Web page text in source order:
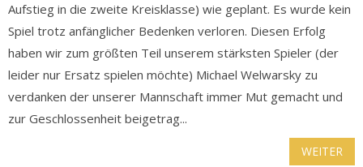
Aufstieg in die zweite Kreisklasse) wie geplant. Es wurde kein
Spiel trotz anfänglicher Bedenken verloren. Diesen Erfolg
haben wir zum größten Teil unserem stärksten Spieler (der
leider nur Ersatz spielen möchte) Michael Welwarsky zu
verdanken der unserer Mannschaft immer Mut gemacht und
zur Geschlossenheit beigetrag...
WEITER